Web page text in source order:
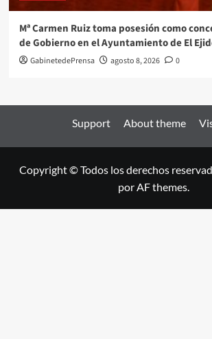
Mª Carmen Ruiz toma posesión como
de Gobierno en el Ayuntamiento de El
GabinetedePrensa agosto 8, 2026 0
Support About theme
Copyright © Todos los derechos
por AF themes.